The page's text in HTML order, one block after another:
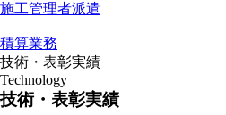
施工管理者派遣
積算業務
技術・表彰実績
Technology
技術・表彰実績